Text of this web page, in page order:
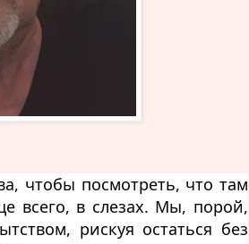
чтобы посмотреть, что там
всего, в слезах. Мы, порой,
рискуя остаться без